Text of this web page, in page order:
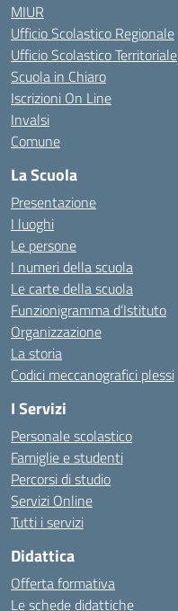
MIUR
Ufficio Scolastico Regionale
Ufficio Scolastico Territoriale
Scuola in Chiaro
Iscrizioni On Line
Invalsi
Comune
La Scuola
Presentazione
I luoghi
Le persone
I numeri della scuola
Le carte della scuola
Funzionigramma d’Istituto
Organizzazione
La storia
Codici meccanografici plessi
I Servizi
Personale scolastico
Famiglie e studenti
Percorsi di studio
Servizi Online
Tutti i servizi
Didattica
Offerta formativa
Le schede didattiche